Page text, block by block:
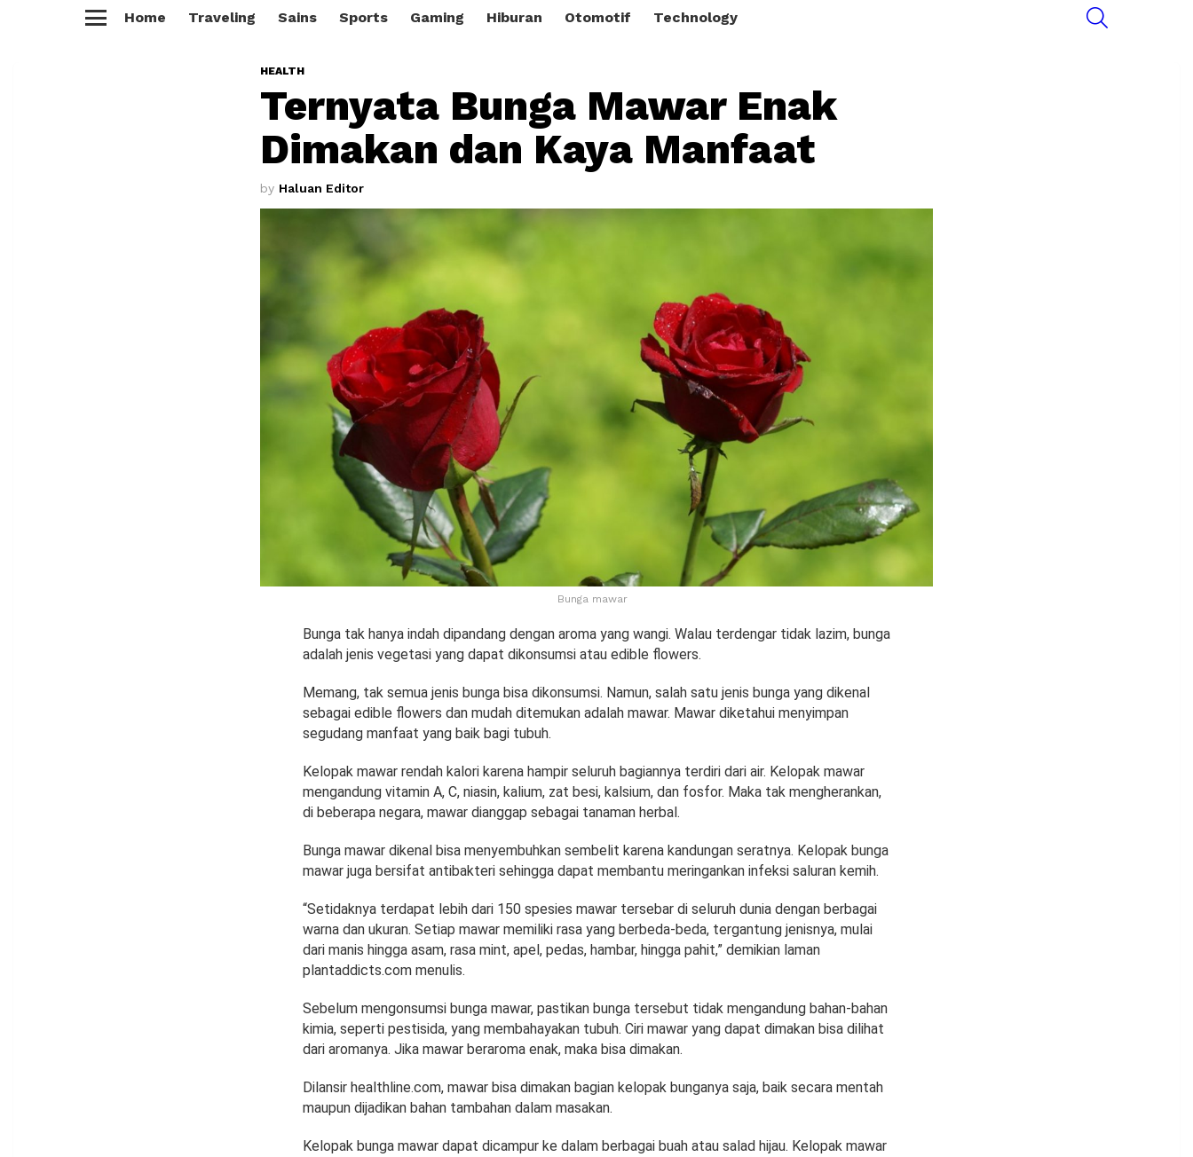
Home Traveling Sains Sports Gaming Hiburan Otomotif Technology
HEALTH
Ternyata Bunga Mawar Enak
Dimakan dan Kaya Manfaat
by Haluan Editor
Bunga mawar
Bunga tak hanya indah dipandang dengan aroma yang wangi. Walau terdengar tidak lazim, bunga
adalah jenis vegetasi yang dapat dikonsumsi atau edible flowers.
Memang, tak semua jenis bunga bisa dikonsumsi. Namun, salah satu jenis bunga yang dikenal
sebagai edible flowers dan mudah ditemukan adalah mawar. Mawar diketahui menyimpan
segudang manfaat yang baik bagi tubuh.
Kelopak mawar rendah kalori karena hampir seluruh bagiannya terdiri dari air. Kelopak mawar
mengandung vitamin A, C, niasin, kalium, zat besi, kalsium, dan fosfor. Maka tak mengherankan,
di beberapa negara, mawar dianggap sebagai tanaman herbal.
Bunga mawar dikenal bisa menyembuhkan sembelit karena kandungan seratnya. Kelopak bunga
mawar juga bersifat antibakteri sehingga dapat membantu meringankan infeksi saluran kemih.
“Setidaknya terdapat lebih dari 150 spesies mawar tersebar di seluruh dunia dengan berbagai
warna dan ukuran. Setiap mawar memiliki rasa yang berbeda-beda, tergantung jenisnya, mulai
dari manis hingga asam, rasa mint, apel, pedas, hambar, hingga pahit,” demikian laman
plantaddicts.com menulis.
Sebelum mengonsumsi bunga mawar, pastikan bunga tersebut tidak mengandung bahan-bahan
kimia, seperti pestisida, yang membahayakan tubuh. Ciri mawar yang dapat dimakan bisa dilihat
dari aromanya. Jika mawar beraroma enak, maka bisa dimakan.
Dilansir healthline.com, mawar bisa dimakan bagian kelopak bunganya saja, baik secara mentah
maupun dijadikan bahan tambahan dalam masakan.
Kelopak bunga mawar dapat dicampur ke dalam berbagai buah atau salad hijau. Kelopak mawar